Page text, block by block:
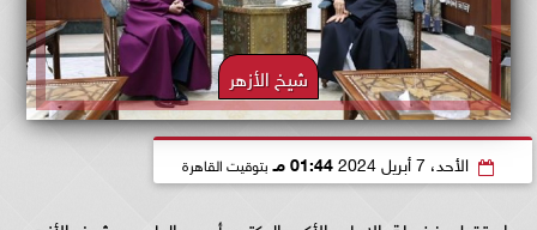
شيخ الأزهر
الأحد، 7 أبريل 2024 01:44 مـ بتوقيت القاهرة